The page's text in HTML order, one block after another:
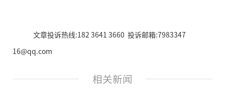
文章投诉热线:182 3641 3660 投诉邮箱:7983347
16@qq.com
相关新闻